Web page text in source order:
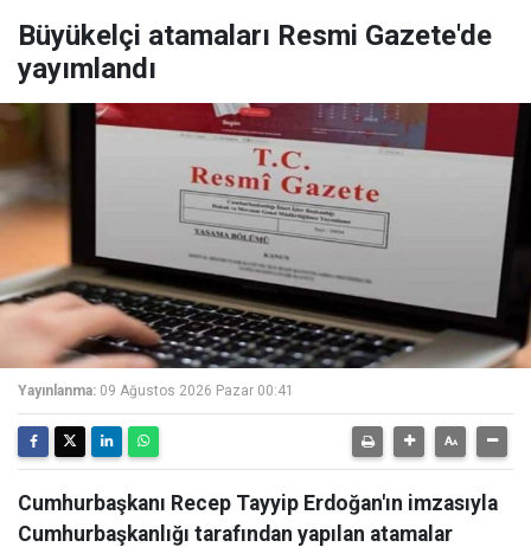
Büyükelçi atamaları Resmi Gazete'de
yayımlandı
Yayınlanma: 09 Ağustos 2026 Pazar 00:41
Cumhurbaşkanı Recep Tayyip Erdoğan'ın imzasıyla
Cumhurbaşkanlığı tarafından yapılan atamalar